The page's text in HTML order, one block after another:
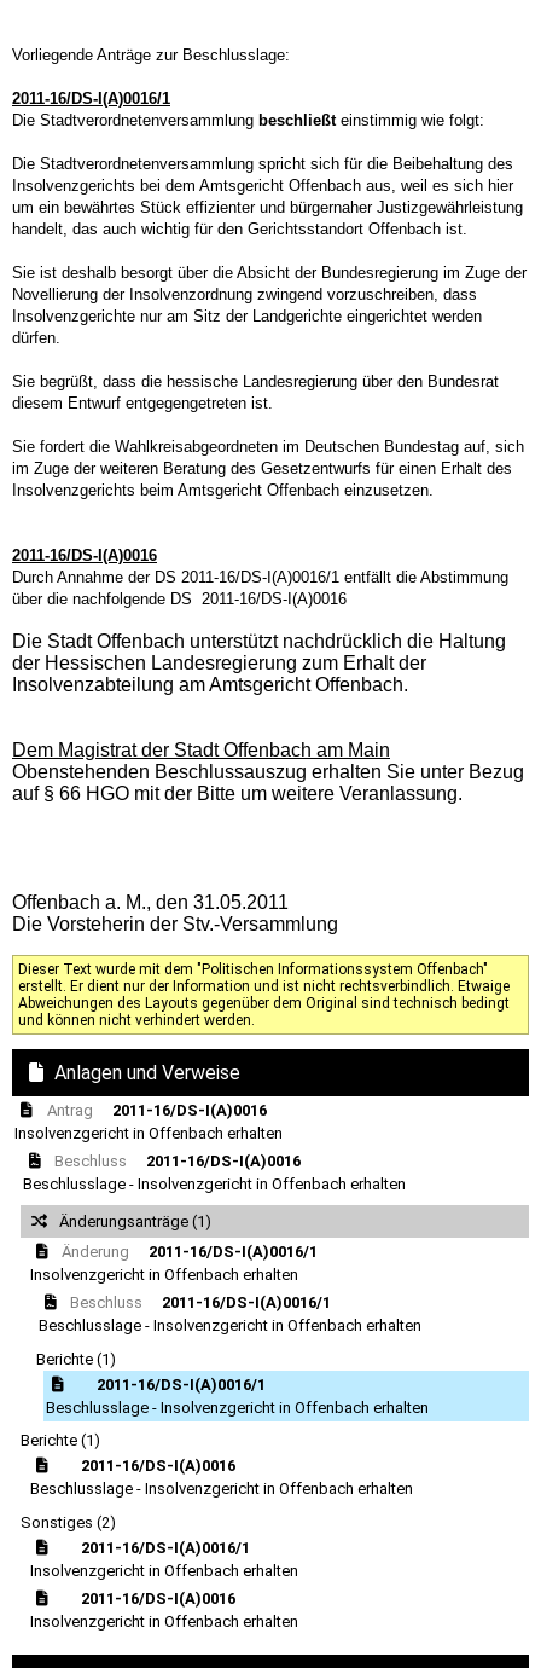
Vorliegende Anträge zur Beschlusslage:
2011-16/DS-I(A)0016/1
Die Stadtverordnetenversammlung beschließteinstimmig wie folgt:
Die Stadtverordnetenversammlung spricht sich für die Beibehaltung des
Insolvenzgerichts bei dem Amtsgericht Offenbach aus, weil es sich hier
um ein bewährtes Stück effizienter und bürgernaher Justizgewährleistung
handelt, das auch wichtig für den Gerichtsstandort Offenbach ist.
Sie ist deshalb besorgt über die Absicht der Bundesregierung im Zuge der
Novellierung der Insolvenzordnung zwingend vorzuschreiben, dass
Insolvenzgerichte nur am Sitz der Landgerichte eingerichtet werden
dürfen.
Sie begrüßt, dass die hessische Landesregierung über den Bundesrat
diesem Entwurf entgegengetreten ist.
Sie fordert die Wahlkreisabgeordneten im Deutschen Bundestag auf, sich
im Zuge der weiteren Beratung des Gesetzentwurfs für einen Erhalt des
Insolvenzgerichts beim Amtsgericht Offenbach einzusetzen.
2011-16/DS-I(A)0016
Durch Annahme der DS 2011-16/DS-I(A)0016/1 entfällt die Abstimmung
über die nachfolgende DS 2011-16/DS-I(A)0016
Die Stadt Offenbach unterstützt nachdrücklich die Haltung
der Hessischen Landesregierung zum Erhalt der
Insolvenzabteilung am Amtsgericht Offenbach.
Dem Magistrat der Stadt Offenbach am Main
Obenstehenden Beschlussauszug erhalten Sie unter Bezug
auf § 66 HGO mit der Bitte um weitere Veranlassung.
Offenbach a. M., den 31.05.2011
Die Vorsteherin der Stv.-Versammlung
Dieser Text wurde mit dem "Politischen Informationssystem Offenbach"
erstellt. Er dient nur der Information und ist nicht rechtsverbindlich. Etwaige
Abweichungen des Layouts gegenüber dem Original sind technisch bedingt
und können nicht verhindert werden.
Anlagen und Verweise
Antrag
2011-16/DS-I(A)0016
Insolvenzgericht in Offenbach erhalten
Beschluss
2011-16/DS-I(A)0016
Beschlusslage - Insolvenzgericht in Offenbach erhalten
Änderungsanträge (1)
Änderung
2011-16/DS-I(A)0016/1
Insolvenzgericht in Offenbach erhalten
Beschluss
2011-16/DS-I(A)0016/1
Beschlusslage - Insolvenzgericht in Offenbach erhalten
Berichte (1)
2011-16/DS-I(A)0016/1
Beschlusslage - Insolvenzgericht in Offenbach erhalten
Berichte (1)
2011-16/DS-I(A)0016
Beschlusslage - Insolvenzgericht in Offenbach erhalten
Sonstiges (2)
2011-16/DS-I(A)0016/1
Insolvenzgericht in Offenbach erhalten
2011-16/DS-I(A)0016
Insolvenzgericht in Offenbach erhalten